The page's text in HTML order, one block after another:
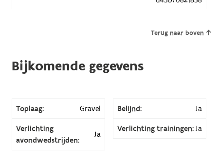
Terug naar boven
Bijkomende gegevens
Toplaag: Gravel Belijnd: Ja
Verlichting
avondwedstrijden:
Ja
Verlichting trainingen: Ja